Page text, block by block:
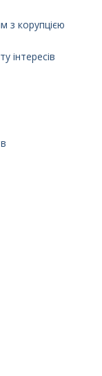
з корупцією
інтересів